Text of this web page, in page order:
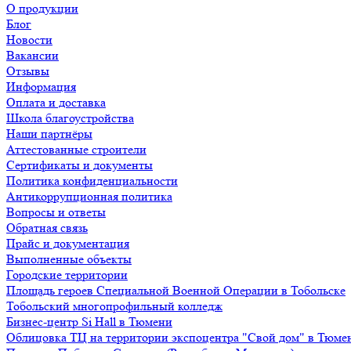
О продукции
Блог
Новости
Вакансии
Отзывы
Информация
Оплата и доставка
Школа благоустройства
Наши партнёры
Аттестованные строители
Сертификаты и документы
Политика конфиденциальности
Антикоррупционная политика
Вопросы и ответы
Обратная связь
Прайс и документация
Выполненные объекты
Городские территории
Площадь героев Специальной Военной Операции в Тобольске
Тобольский многопрофильный колледж
Бизнес-центр Si Hall в Тюмени
Облицовка ТЦ на территории экспоцентра "Свой дом" в